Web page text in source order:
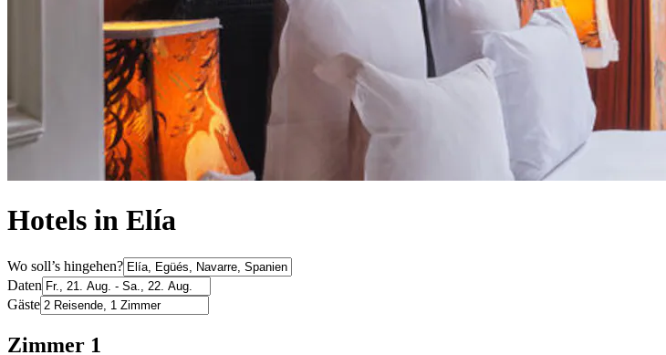
Hotels in Elía
Wo soll’s hingehen?
Daten
Gäste
Zimmer 1